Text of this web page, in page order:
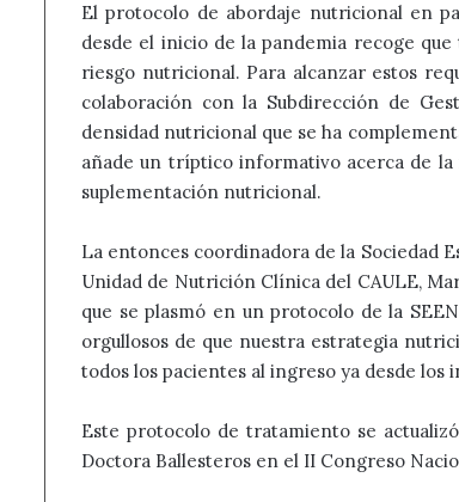
El protocolo de abordaje nutricional en
desde el inicio de la pandemia recoge
riesgo nutricional. Para alcanzar estos
colaboración con la Subdirección de
densidad nutricional que se ha
añade un tríptico informativo acerca de
suplementación nutricional.
La entonces coordinadora de la Sociedad
Unidad de Nutrición Clínica del CAULE,
que se plasmó en un protocolo de la
orgullosos de que nuestra estrategia
todos los pacientes al ingreso ya desde los
Este protocolo de tratamiento se
Doctora Ballesteros en el II Congreso